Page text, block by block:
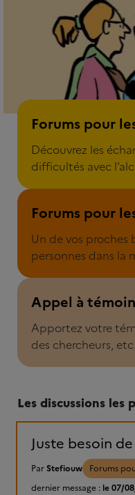
Forums pour
Découvrez les
difficultés avec
Forum pour les
Forums pour
Un de vos proches
personnes dans la
Forum pour les proches
Appel à
Apportez votre
des chercheurs, etc.
Appel à témoins
Les discussions les
Juste besoin
ParStefiouw Forums
dernier message : le 07/